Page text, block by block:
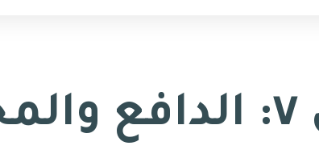
كيف تدرس ٧: الدافع